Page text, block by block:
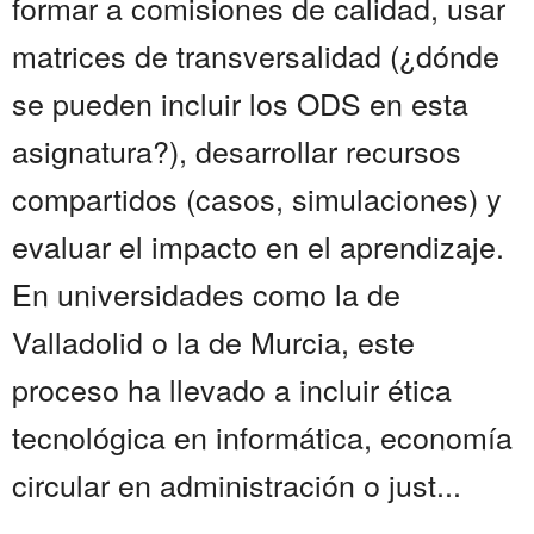
matrices de transversalidad (¿dónde
se pueden incluir los ODS en esta
asignatura?), desarrollar recursos
compartidos (casos, simulaciones) y
evaluar el impacto en el aprendizaje.
En universidades como la de
Valladolid o la de Murcia, este
proceso ha llevado a incluir ética
tecnológica en informática, economía
circular en administración o just...